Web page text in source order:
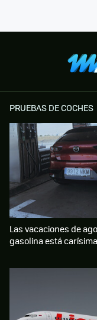
PRUEBAS DE COCHES
Las vacaciones de
gasolina está